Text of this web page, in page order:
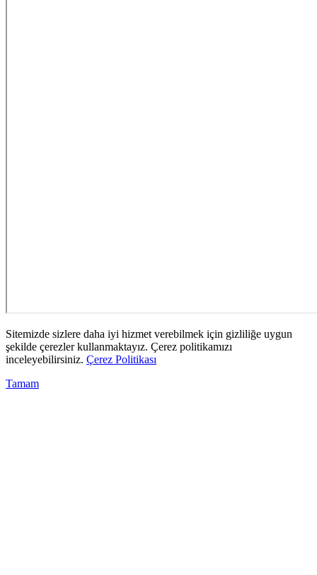
Sitemizde sizlere daha iyi hizmet verebilmek için gizliliğe uygun
şekilde çerezler kullanmaktayız. Çerez politikamızı
inceleyebilirsiniz. Çerez Politikası
Tamam